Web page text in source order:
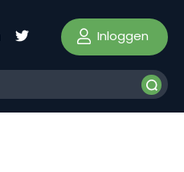
Inloggen